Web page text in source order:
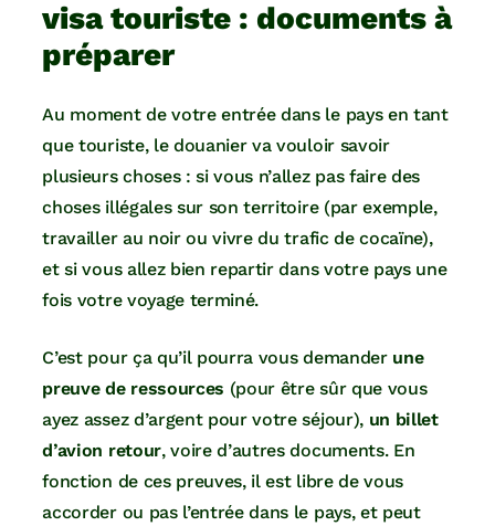
visa touriste : documents à
préparer
Au moment de votre entrée dans le pays en tant
que touriste, le douanier va vouloir savoir
plusieurs choses : si vous n’allez pas faire des
choses illégales sur son territoire (par exemple,
travailler au noir ou vivre du trafic de cocaïne),
et si vous allez bien repartir dans votre pays une
fois votre voyage terminé.
C’est pour ça qu’il pourra vous demander une
preuve de ressources (pour être sûr que vous
ayez assez d’argent pour votre séjour), un billet
d’avion retour, voire d’autres documents. En
fonction de ces preuves, il est libre de vous
accorder ou pas l’entrée dans le pays, et peut